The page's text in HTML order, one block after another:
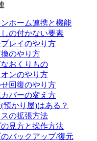
ホーム連携と機能
の付かない要素
レイのやり方
のやり方
おくりもの
オンのやり方
回復のやり方
バーの変え方
預かり屋)はある？
の拡張方法
見方と操作方法
バックアップ/復元